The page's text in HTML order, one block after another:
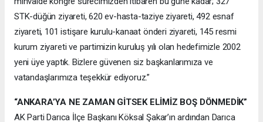
STK-düğün ziyareti, 620 ev-hasta-taziye ziyareti, 492 esnaf
ziyareti, 101 istişare kurulu-kanaat önderi ziyareti, 145 resmi
kurum ziyareti ve partimizin kuruluş yılı olan hedefimizle 2002
yeni üye yaptık. Bizlere güvenen siz başkanlarımıza ve
vatandaşlarımıza teşekkür ediyoruz.”
“ANKARA’YA NE ZAMAN GİTSEK ELİMİZ BOŞ DÖNMEDİK”
AK Parti Darıca İlçe Başkanı Köksal Şakar’ın ardından Darıca